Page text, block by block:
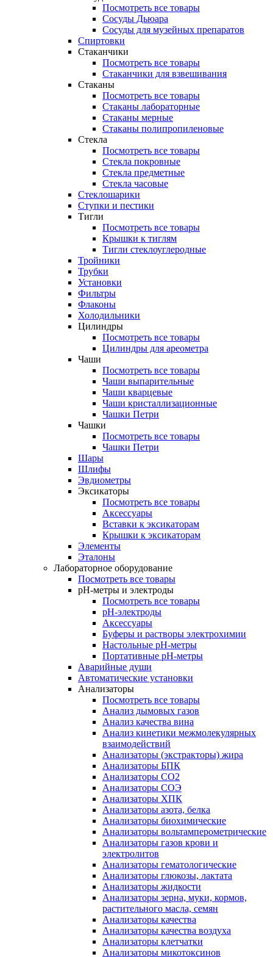
Посмотреть все товары
Сосуды Дьюара
Сосуды для музейных препаратов
Спиртовки
Стаканчики
Посмотреть все товары
Стаканчики для взвешивания
Стаканы
Посмотреть все товары
Стаканы лабораторные
Стаканы мерные
Стаканы полипропиленовые
Стекла
Посмотреть все товары
Стекла покровные
Стекла предметные
Стекла часовые
Стеклошарики
Ступки и пестики
Тигли
Посмотреть все товары
Крышки к тиглям
Тигли стеклоуглеродные
Тройники
Трубки
Установки
Фильтры
Флаконы
Холодильники
Цилиндры
Посмотреть все товары
Цилиндры для ареометра
Чаши
Посмотреть все товары
Чаши выпарительные
Чаши кварцевые
Чаши кристаллизационные
Чашки Петри
Чашки
Посмотреть все товары
Чашки Петри
Шары
Шлифы
Эвдиометры
Эксикаторы
Посмотреть все товары
Аксессуары
Вставки к эксикаторам
Крышки к эксикаторам
Элементы
Эталоны
Лабораторное оборудование
Посмотреть все товары
pH-метры и электроды
Посмотреть все товары
pH-электроды
Аксессуары
Буферы и растворы электрохимии
Настольные рН-метры
Портативные рН-метры
Аварийные души
Автоматические установки
Анализаторы
Посмотреть все товары
Анализ дымовых газов
Анализ качества вина
Анализ кинетики межмолекулярных
взаимодействий
Анализаторы (экстракторы) жира
Анализаторы БПК
Анализаторы СО2
Анализаторы СОЭ
Анализаторы ХПК
Анализаторы азота, белка
Анализаторы биохимические
Анализаторы вольтамперометрические
Анализаторы газов крови и
электролитов
Анализаторы гематологические
Анализаторы глюкозы, лактата
Анализаторы жидкости
Анализаторы зерна, муки, кормов,
растительного масла, семян
Анализаторы качества
Анализаторы качества воздуха
Анализаторы клетчатки
Анализаторы микотоксинов